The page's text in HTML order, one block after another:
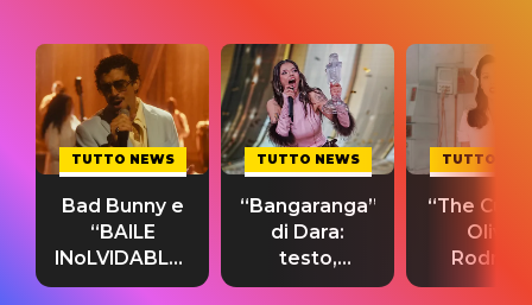
TUTTO NEWS
Bad Bunny e
“BAILE
INoLVIDABLE”:
testo,
TUTTO NEWS
“Bangaranga”
di Dara:
testo,
traduzione e
TUTTO
“The
Olivia
testo,